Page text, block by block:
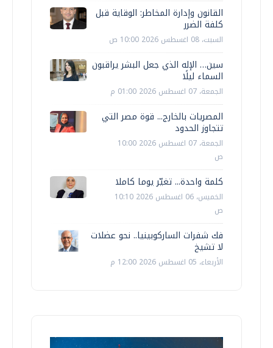
القانون وإدارة المخاطر: الوقاية قبل
كلفة الضرر
السبت، 08 اغسطس 2026 10:00 ص
سين… الإله الذي جعل البشر يراقبون
السماء ليلًا
الجمعة، 07 اغسطس 2026 01:00 م
المصريات بالخارج... قوة مصر التي
تتجاوز الحدود
الجمعة، 07 اغسطس 2026 10:00
ص
كلمة واحدة... تغيّر يوما كاملا
الخميس، 06 اغسطس 2026 10:10
ص
فك شفرات الساركوبينيا.. نحو عضلات
لا تشيخ
الأربعاء، 05 اغسطس 2026 12:00 م